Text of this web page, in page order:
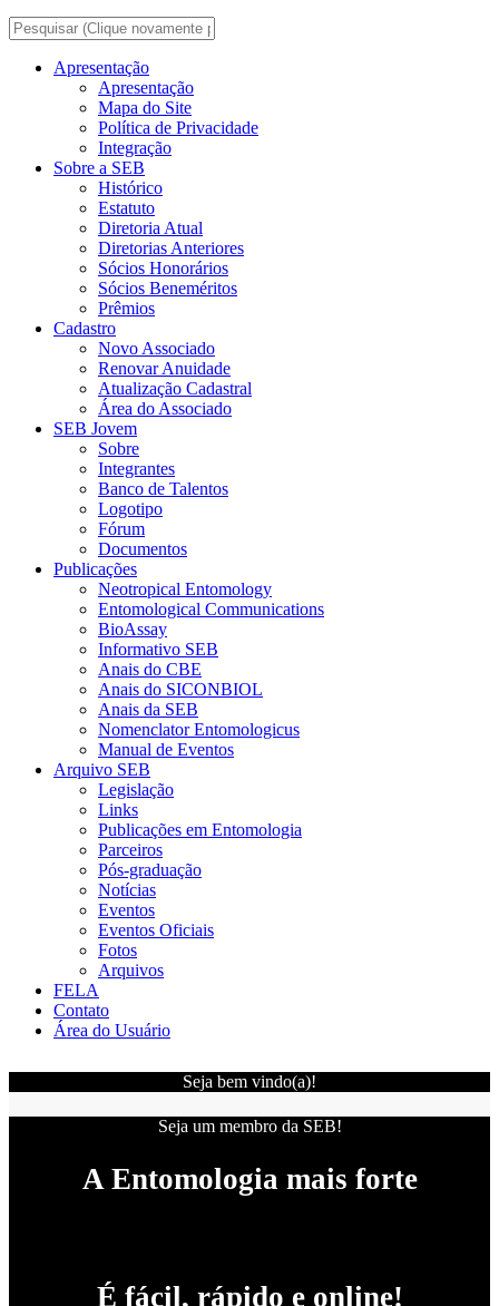
Apresentação
Apresentação
Mapa do Site
Política de Privacidade
Integração
Sobre a SEB
Histórico
Estatuto
Diretoria Atual
Diretorias Anteriores
Sócios Honorários
Sócios Beneméritos
Prêmios
Cadastro
Novo Associado
Renovar Anuidade
Atualização Cadastral
Área do Associado
SEB Jovem
Sobre
Integrantes
Banco de Talentos
Logotipo
Fórum
Documentos
Publicações
Neotropical Entomology
Entomological Communications
BioAssay
Informativo SEB
Anais do CBE
Anais do SICONBIOL
Anais da SEB
Nomenclator Entomologicus
Manual de Eventos
Arquivo SEB
Legislação
Links
Publicações em Entomologia
Parceiros
Pós-graduação
Notícias
Eventos
Eventos Oficiais
Fotos
Arquivos
FELA
Contato
Área do Usuário
Seja bem vindo(a)!
Seja um membro da SEB!
A Entomologia mais forte
É fácil, rápido e online!